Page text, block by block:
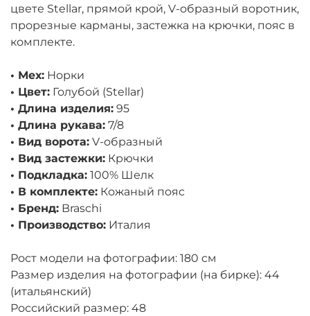
цвете Stellar, прямой крой, V-образный воротник,
прорезные карманы, застежка на крючки, пояс в
комплекте.
• Мех: Норки
• Цвет: Голубой (Stellar)
• Длина изделия: 95
• Длина рукава: 7/8
• Вид ворота: V-образный
• Вид застежки: Крючки
• Подкладка: 100% Шелк
• В комплекте: Кожаный пояс
• Бренд: Braschi
• Производство: Италия
Рост модели на фотографии: 180 см
Размер изделия на фотографии (на бирке): 44
(итальянский)
Российский размер: 48